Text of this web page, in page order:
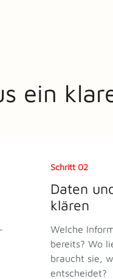
ein
Schritt 02
Daten
klären
Welche
bereits? Wo
braucht sie,
entscheidet?